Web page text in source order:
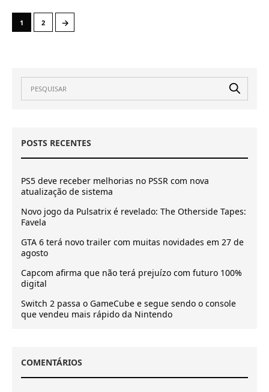
1 2 →
POSTS RECENTES
PS5 deve receber melhorias no PSSR com nova
atualização de sistema
Novo jogo da Pulsatrix é revelado: The Otherside Tapes:
Favela
GTA 6 terá novo trailer com muitas novidades em 27 de
agosto
Capcom afirma que não terá prejuízo com futuro 100%
digital
Switch 2 passa o GameCube e segue sendo o console
que vendeu mais rápido da Nintendo
COMENTÁRIOS